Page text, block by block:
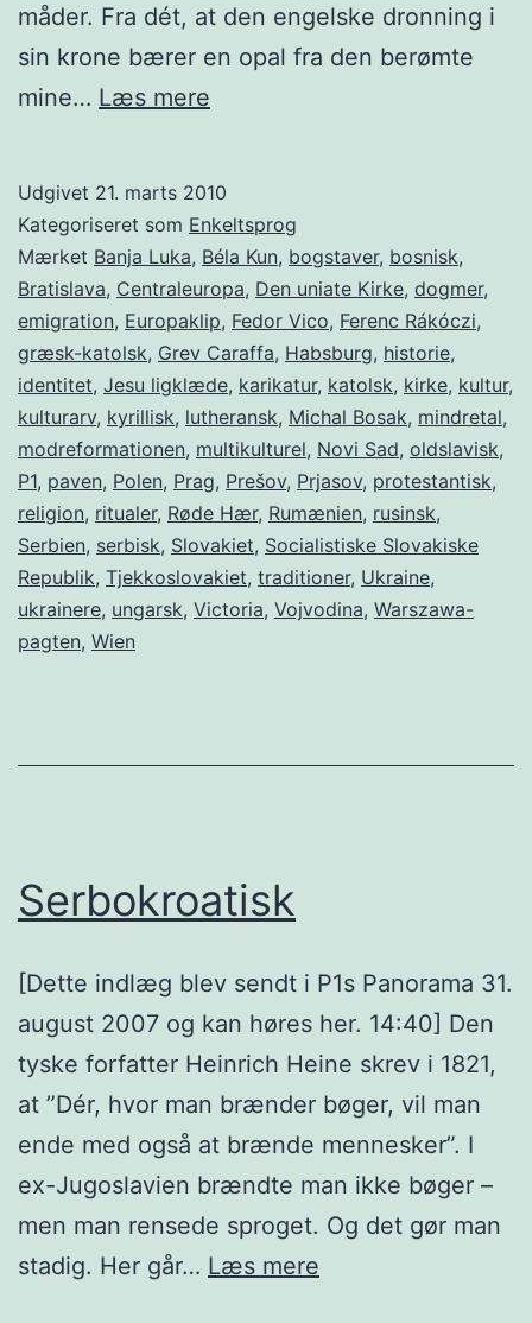
måder. Fra dét, at den engelske dronning i
sin krone bærer en opal fra den berømte
mine… Læs mere
Udgivet 21. marts 2010
Kategoriseret som Enkeltsprog
Mærket Banja Luka, Béla Kun, bogstaver, bosnisk,
Bratislava, Centraleuropa, Den uniate Kirke, dogmer,
emigration, Europaklip, Fedor Vico, Ferenc Rákóczi,
græsk-katolsk, Grev Caraffa, Habsburg, historie,
identitet, Jesu ligklæde, karikatur, katolsk, kirke, kultur,
kulturarv, kyrillisk, lutheransk, Michal Bosak, mindretal,
modreformationen, multikulturel, Novi Sad, oldslavisk,
P1, paven, Polen, Prag, Prešov, Prjasov, protestantisk,
religion, ritualer, Røde Hær, Rumænien, rusinsk,
Serbien, serbisk, Slovakiet, Socialistiske Slovakiske
Republik, Tjekkoslovakiet, traditioner, Ukraine,
ukrainere, ungarsk, Victoria, Vojvodina, Warszawa-
pagten, Wien
Serbokroatisk
[Dette indlæg blev sendt i P1s Panorama 31.
august 2007 og kan høres her. 14:40] Den
tyske forfatter Heinrich Heine skrev i 1821,
at ”Dér, hvor man brænder bøger, vil man
ende med også at brænde mennesker”. I
ex-Jugoslavien brændte man ikke bøger –
men man rensede sproget. Og det gør man
stadig. Her går… Læs mere